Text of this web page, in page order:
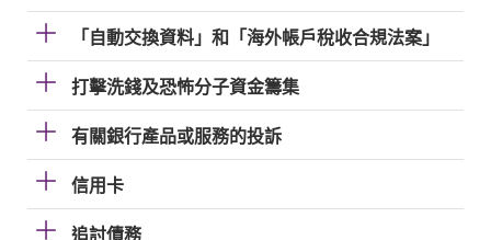
「自動交換資料」和「海外帳戶稅收合規法案」
打擊洗錢及恐怖分子資金籌集
有關銀行產品或服務的投訴
信用卡
追討債務